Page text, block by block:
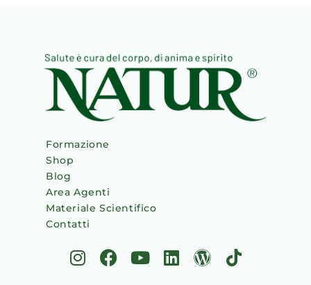
Formazione
Shop
Blog
Area Agenti
Materiale Scientifico
Contatti
I
n
F
a
Y
o
L
i
W
o
T
i